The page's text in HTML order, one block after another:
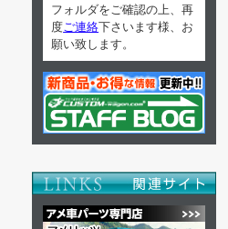
フォルダをご確認の上、再
度 ご連絡下さいます様、お
願い致します。